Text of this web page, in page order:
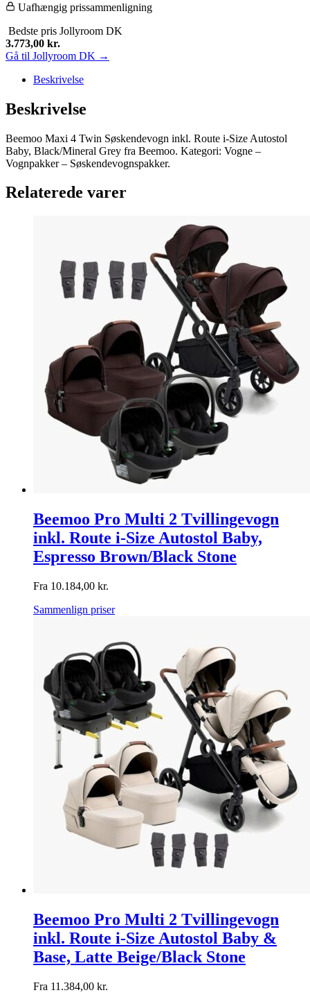
Uafhængig prissammenligning
Bedste pris Jollyroom DK
3.773,00 kr.
Gå til Jollyroom DK →
Beskrivelse
Beskrivelse
Beemoo Maxi 4 Twin Søskendevogn inkl. Route i-Size Autostol
Baby, Black/Mineral Grey fra Beemoo. Kategori: Vogne –
Vognpakker – Søskendevognspakker.
Relaterede varer
Beemoo Pro Multi 2 Tvillingevogn
inkl. Route i-Size Autostol Baby,
Espresso Brown/Black Stone
Fra 10.184,00 kr.
Sammenlign priser
Beemoo Pro Multi 2 Tvillingevogn
inkl. Route i-Size Autostol Baby &
Base, Latte Beige/Black Stone
Fra 11.384,00 kr.